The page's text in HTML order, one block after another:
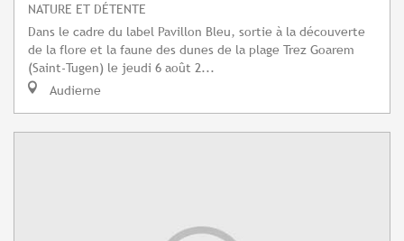
NATURE ET DÉTENTE
Dans le cadre du label Pavillon Bleu, sortie à la découverte
de la flore et la faune des dunes de la plage Trez Goarem
(Saint-Tugen) le jeudi 6 août 2...
Audierne